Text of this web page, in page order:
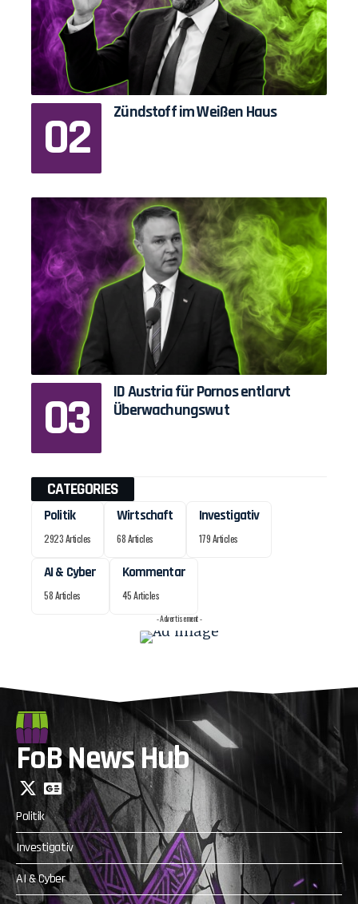
Zündstoff im Weißen Haus
ID Austria für Pornos entlarvt
Überwachungswut
CATEGORIES
Politik
2923 Articles
Wirtschaft
68 Articles
Investigativ
179 Articles
AI & Cyber
58 Articles
Kommentar
45 Articles
- Advertisement -
FoB News Hub
Politik
Investigativ
AI & Cyber